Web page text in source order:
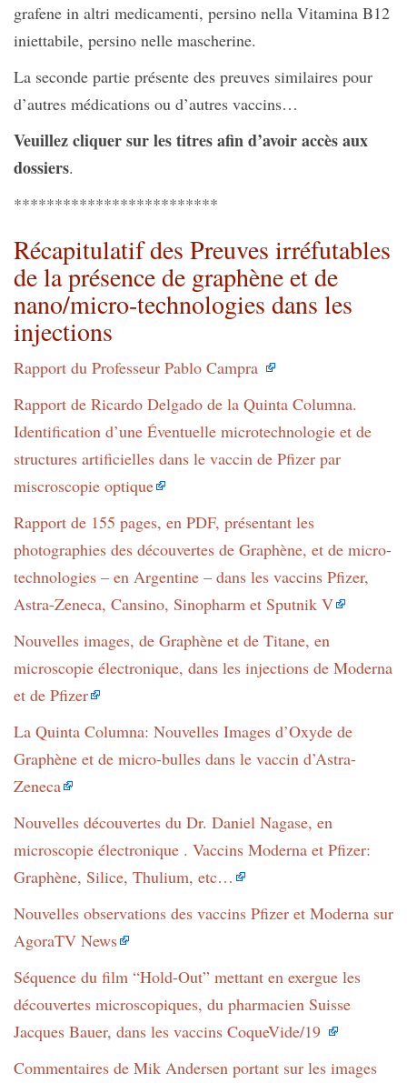
grafene in altri medicamenti, persino nella Vitamina B12
iniettabile, persino nelle mascherine.
La seconde partie présente des preuves similaires pour
d’autres médications ou d’autres vaccins…
Veuillez cliquer sur les titres afin d’avoir accès aux
dossiers.
*************************
Récapitulatif des Preuves irréfutables
de la présence de graphène et de
nano/micro-technologies dans les
injections
Rapport du Professeur Pablo Campra
Rapport de Ricardo Delgado de la Quinta Columna.
Identification d’une Éventuelle microtechnologie et de
structures artificielles dans le vaccin de Pfizer par
miscroscopie optique
Rapport de 155 pages, en PDF, présentant les
photographies des découvertes de Graphène, et de micro-
technologies – en Argentine – dans les vaccins Pfizer,
Astra-Zeneca, Cansino, Sinopharm et Sputnik V
Nouvelles images, de Graphène et de Titane, en
microscopie électronique, dans les injections de Moderna
et de Pfizer
La Quinta Columna: Nouvelles Images d’Oxyde de
Graphène et de micro-bulles dans le vaccin d’Astra-
Zeneca
Nouvelles découvertes du Dr. Daniel Nagase, en
microscopie électronique . Vaccins Moderna et Pfizer:
Graphène, Silice, Thulium, etc…
Nouvelles observations des vaccins Pfizer et Moderna sur
AgoraTV News
Séquence du film “Hold-Out” mettant en exergue les
découvertes microscopiques, du pharmacien Suisse
Jacques Bauer, dans les vaccins CoqueVide/19
Commentaires de Mik Andersen portant sur les images